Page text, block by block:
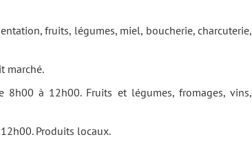
fruits, légumes, miel, boucherie, charcuterie,
marché.
8h00 à 12h00. Fruits et légumes, fromages, vins,
Produits locaux.